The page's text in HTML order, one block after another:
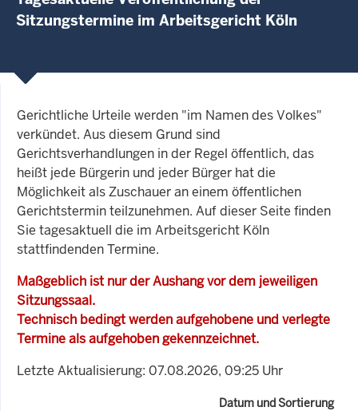
Sitzungstermine im Arbeitsgericht Köln
Gerichtliche Urteile werden "im Namen des Volkes"
verkündet. Aus diesem Grund sind
Gerichtsverhandlungen in der Regel öffentlich, das
heißt jede Bürgerin und jeder Bürger hat die
Möglichkeit als Zuschauer an einem öffentlichen
Gerichtstermin teilzunehmen. Auf dieser Seite finden
Sie tagesaktuell die im Arbeitsgericht Köln
stattfindenden Termine.
Maßgeblich ist nur der Aushang vor dem jeweiligen
Sitzungssaal.
Technisch bedingt werden aufgehobene und verlegte
Termine als aufgehoben gekennzeichnet.
Letzte Aktualisierung: 07.08.2026, 09:25 Uhr
Datum und Sortierung